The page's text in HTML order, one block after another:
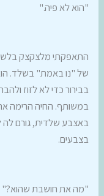
"הוא לא פיה."
התאפקתי מלצקצק
של "נו באמת" בשלד.
בבירור כדי לא לזוז
במשותף. החיה הרימה
באצבע שלדית, גורם לה
בצבעים.
"מה את חושבת שהוא?"